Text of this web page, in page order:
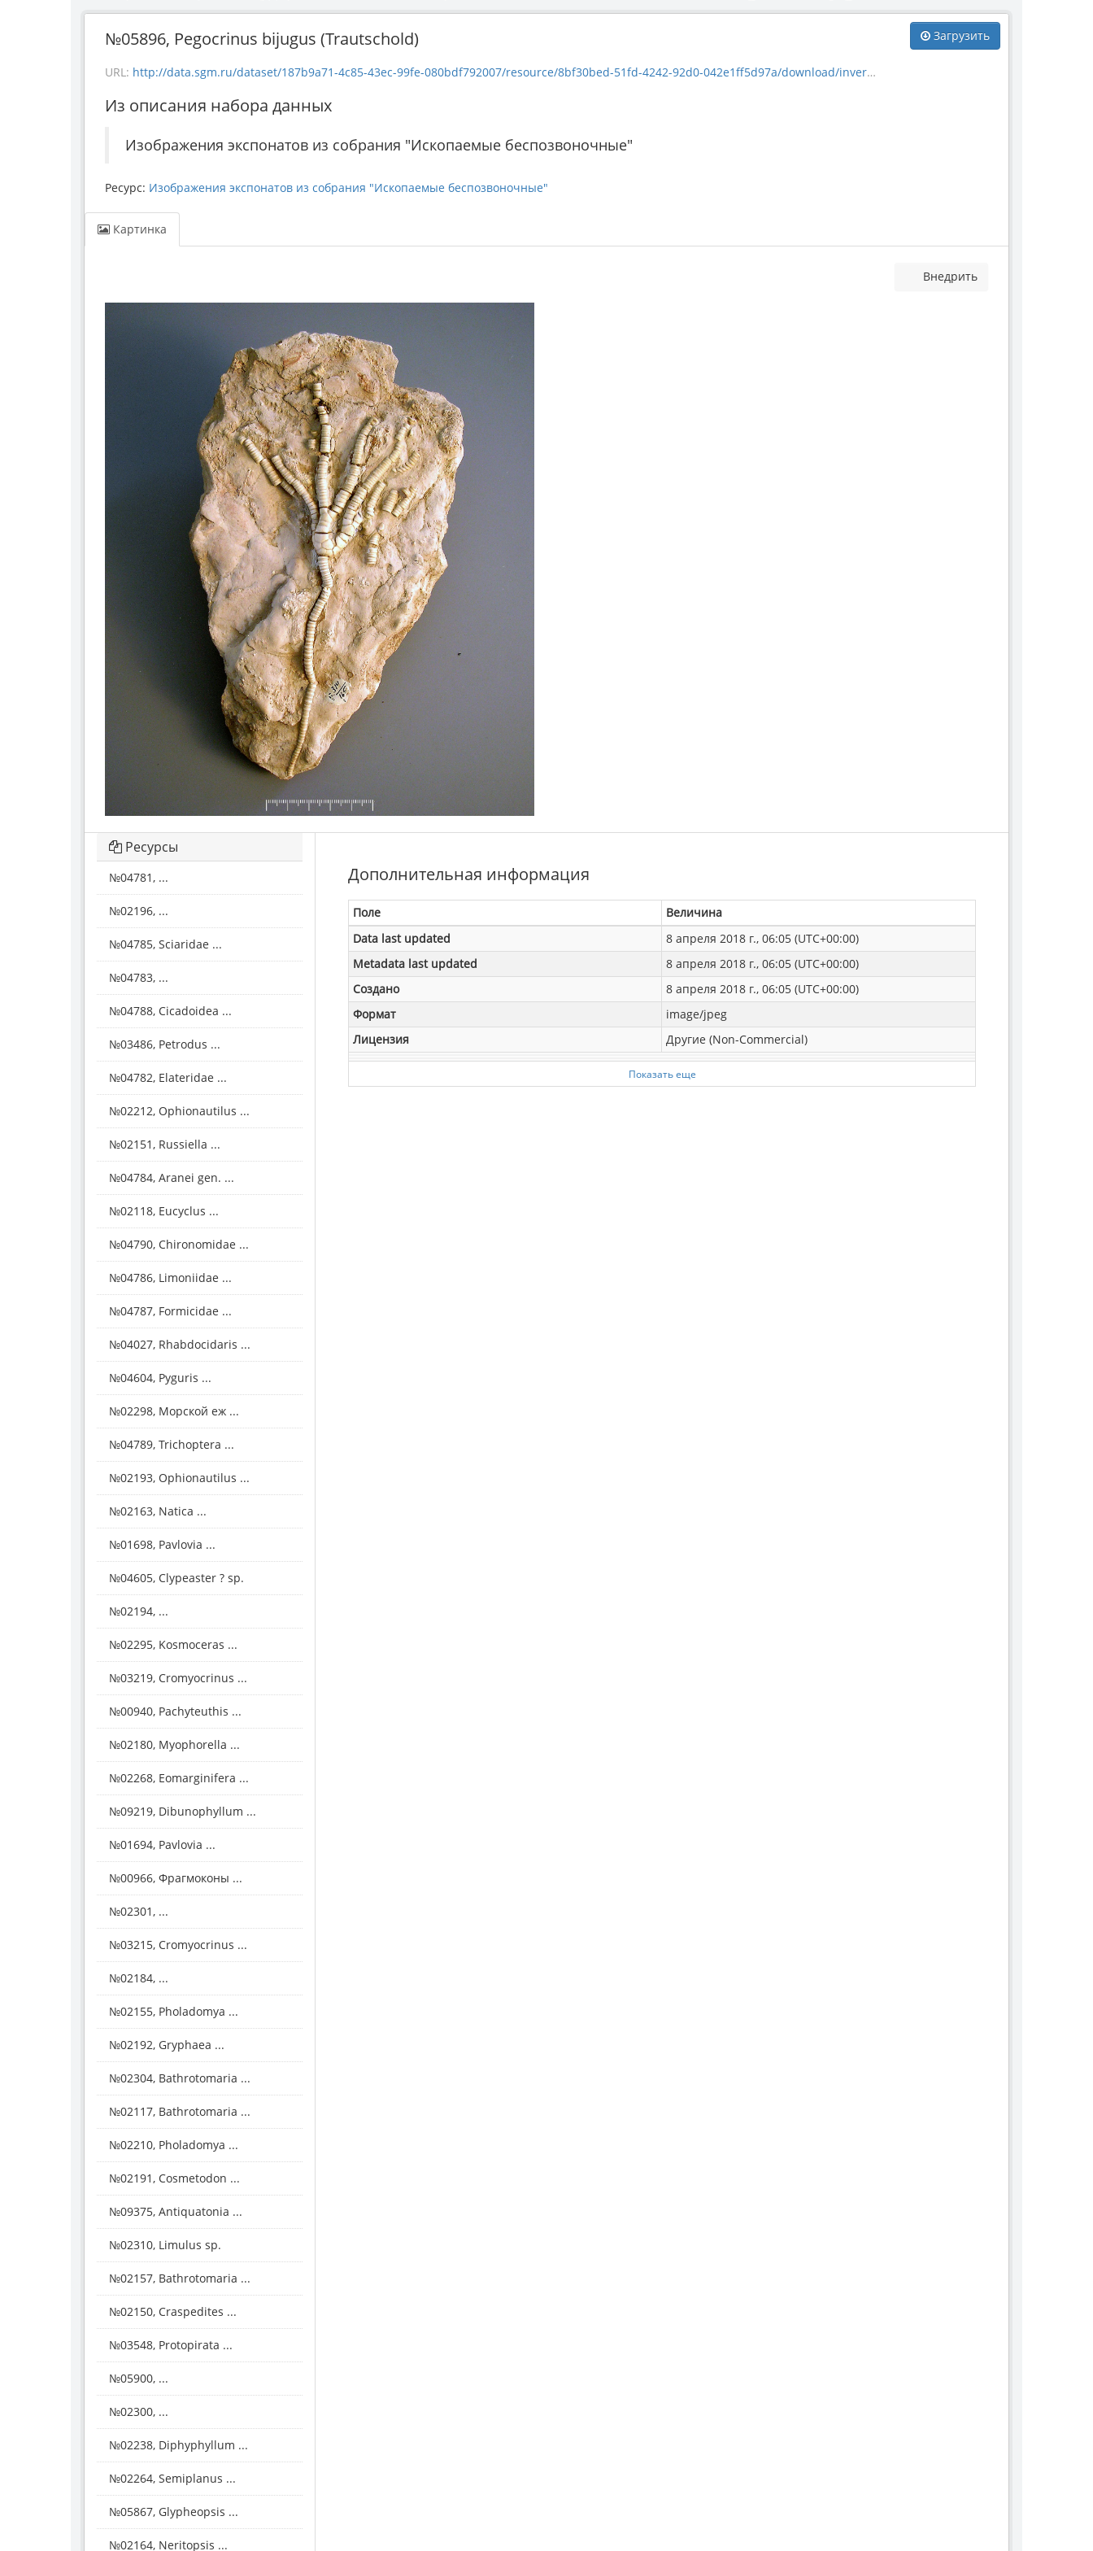
Загрузить
№05896, Pegocrinus bijugus (Trautschold)
URL: http://data.sgm.ru/dataset/187b9a71-4c85-43ec-99fe-080bdf792007/resource/8bf30bed-51fd-4242-92d0-042e1ff5d97a/download/invertebrate_5896.jpg
Из описания набора данных
Изображения экспонатов из собрания "Ископаемые беспозвоночные"
Ресурс: Изображения экспонатов из собрания "Ископаемые беспозвоночные"
Картинка
Внедрить
Дополнительная информация
Поле
Величина
Data last updated
8 апреля 2018 г., 06:05 (UTC+00:00)
Metadata last updated
8 апреля 2018 г., 06:05 (UTC+00:00)
Создано
8 апреля 2018 г., 06:05 (UTC+00:00)
Формат
image/jpeg
Лицензия
Другие (Non-Commercial)
Показать еще
Ресурсы
№04781, ...
№02196, ...
№04785, Sciaridae ...
№04783, ...
№04788, Cicadoidea ...
№03486, Petrodus ...
№04782, Elateridae ...
№02212, Ophionautilus ...
№02151, Russiella ...
№04784, Aranei gen. ...
№02118, Eucyclus ...
№04790, Chironomidae ...
№04786, Limoniidae ...
№04787, Formicidae ...
№04027, Rhabdocidaris ...
№04604, Pyguris ...
№02298, Морской еж ...
№04789, Trichoptera ...
№02193, Ophionautilus ...
№02163, Natica ...
№01698, Pavlovia ...
№04605, Clypeaster ? sp.
№02194, ...
№02295, Kosmoceras ...
№03219, Cromyocrinus ...
№00940, Pachyteuthis ...
№02180, Myophorella ...
№02268, Eomarginifera ...
№09219, Dibunophyllum ...
№01694, Pavlovia ...
№00966, Фрагмоконы ...
№02301, ...
№03215, Cromyocrinus ...
№02184, ...
№02155, Pholadomya ...
№02192, Gryphaea ...
№02304, Bathrotomaria ...
№02117, Bathrotomaria ...
№02210, Pholadomya ...
№02191, Cosmetodon ...
№09375, Antiquatonia ...
№02310, Limulus sp.
№02157, Bathrotomaria ...
№02150, Craspedites ...
№03548, Protopirata ...
№05900, ...
№02300, ...
№02238, Diphyphyllum ...
№02264, Semiplanus ...
№05867, Glypheopsis ...
№02164, Neritopsis ...